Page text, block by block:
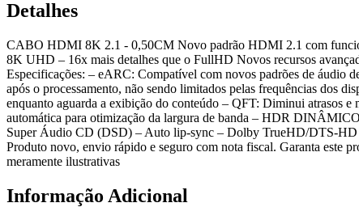
Detalhes
CABO HDMI 8K 2.1 - 0,50CM Novo padrão HDMI 2.1 com
8K UHD – 16x mais detalhes que o FullHD Novos recursos
Especificações: – eARC: Compatível com novos padrões de áudio
após o processamento, não sendo limitados pelas frequências dos
enquanto aguarda a exibição do conteúdo – QFT: Diminui atrasos
automática para otimização da largura de banda – HDR
Super Áudio CD (DSD) – Auto lip-sync – Dolby TrueHD/DTS-HD
Produto novo, envio rápido e seguro com nota fiscal. Garanta este
meramente ilustrativas
Informação Adicional